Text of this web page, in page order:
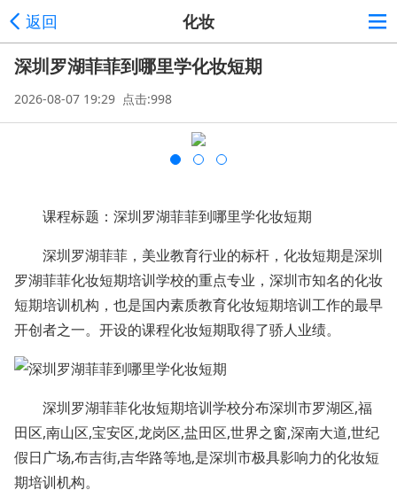
返回 化妆
深圳罗湖菲菲到哪里学化妆短期
2026-08-07 19:29 点击:998
课程标题：深圳罗湖菲菲到哪里学化妆短期
深圳罗湖菲菲，美业教育行业的标杆，化妆短期是深圳
罗湖菲菲化妆短期培训学校的重点专业，深圳市知名的化妆
短期培训机构，也是国内素质教育化妆短期培训工作的最早
开创者之一。开设的课程化妆短期取得了骄人业绩。
深圳罗湖菲菲化妆短期培训学校分布深圳市罗湖区,福
田区,南山区,宝安区,龙岗区,盐田区,世界之窗,深南大道,世纪
假日广场,布吉街,吉华路等地,是深圳市极具影响力的化妆短
期培训机构。